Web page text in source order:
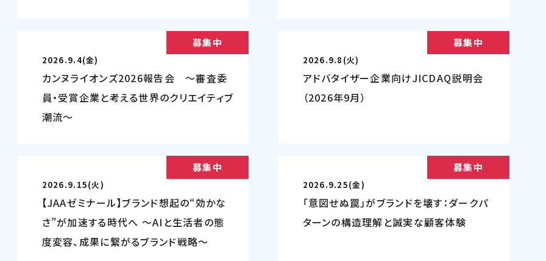
2026.9.4(金)
カンヌライオンズ2026報告会 ～審査委
員・受賞企業と考える世界のクリエイティブ
潮流～
募集中
2026.9.8(火)
アドバタイザー企業向けJICDAQ説明会
（2026年9月）
募集中
2026.9.15(火)
【JAAゼミナール】ブランド想起の“効かな
さ”が加速する時代へ ～AIと生活者の態
度変容、成果に繋がるブランド戦略～
募集中
2026.9.25(金)
「意図せぬ罠」がブランドを壊す：ダークパ
ターンの構造理解と誠実な顧客体験
募集中